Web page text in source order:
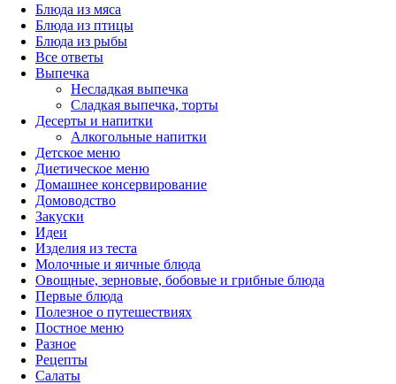
Блюда из мяса
Блюда из птицы
Блюда из рыбы
Все ответы
Выпечка
Несладкая выпечка
Сладкая выпечка, торты
Десерты и напитки
Алкогольные напитки
Детское меню
Диетическое меню
Домашнее консервирование
Домоводство
Закуски
Идеи
Изделия из теста
Молочные и яичные блюда
Овощные, зерновые, бобовые и грибные блюда
Первые блюда
Полезное о путешествиях
Постное меню
Разное
Рецепты
Салаты